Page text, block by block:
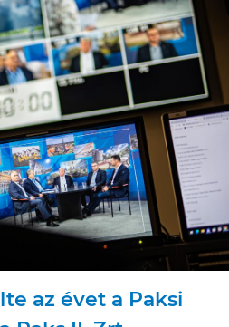
az évet a Paksi